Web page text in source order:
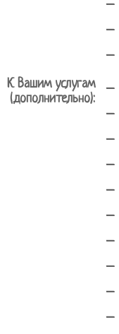
-
-
-
К Вашим услугам
(дополнительно):
-
-
-
-
-
-
-
-
-
-